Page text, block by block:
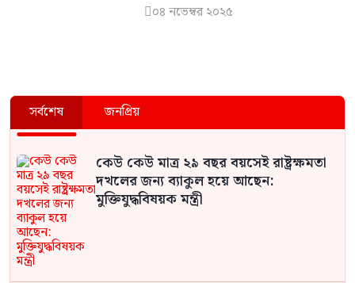
 ০৪ নভেম্বর ২০২৫
সর্বশেষ জনপ্রিয়
কেউ কেউ মাত্র ২৯ বছর বয়সেই রাষ্ট্রক্ষমতা
দখলের জন্য ব্যাকুল হয়ে আছেন:
মুক্তিযুদ্ধবিষয়ক মন্ত্রী